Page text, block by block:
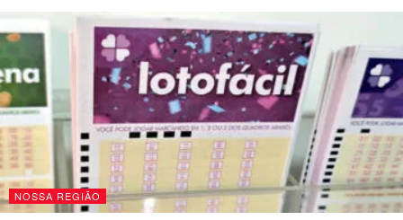
NOSSA REGIÃO